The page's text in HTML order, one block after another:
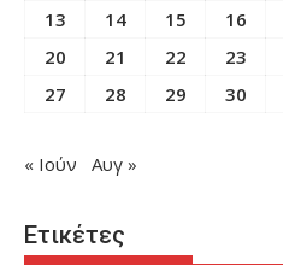
13
14 15 16
20
21 22 23
27
28 29 30
« Ιούν Αυγ »
Ετικέτες